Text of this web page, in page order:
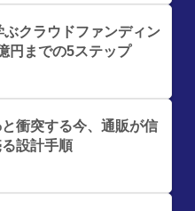
クラウドファンディン
円までの5ステップ
衝突する今、通販が信
設計手順